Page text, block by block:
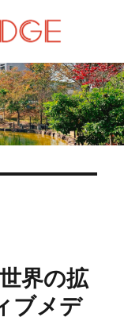
界の拡
ブメデ